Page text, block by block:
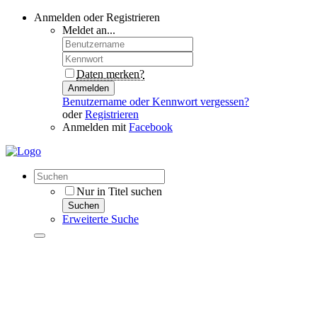
Anmelden oder Registrieren
Meldet an...
Daten merken?
Anmelden
Benutzername oder Kennwort vergessen?
oderRegistrieren
Anmelden mit Facebook
Nur in Titel suchen
Suchen
Erweiterte Suche